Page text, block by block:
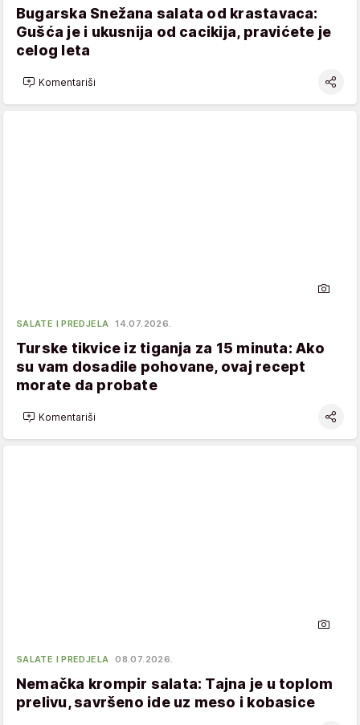
Bugarska Snežana salata od krastavaca:
Gušća je i ukusnija od cacikija, pravićete je
celog leta
Komentariši
SALATE I PREDJELA 14.07.2026.
Turske tikvice iz tiganja za 15 minuta: Ako
su vam dosadile pohovane, ovaj recept
morate da probate
Komentariši
SALATE I PREDJELA 08.07.2026.
Nemačka krompir salata: Tajna je u toplom
prelivu, savršeno ide uz meso i kobasice